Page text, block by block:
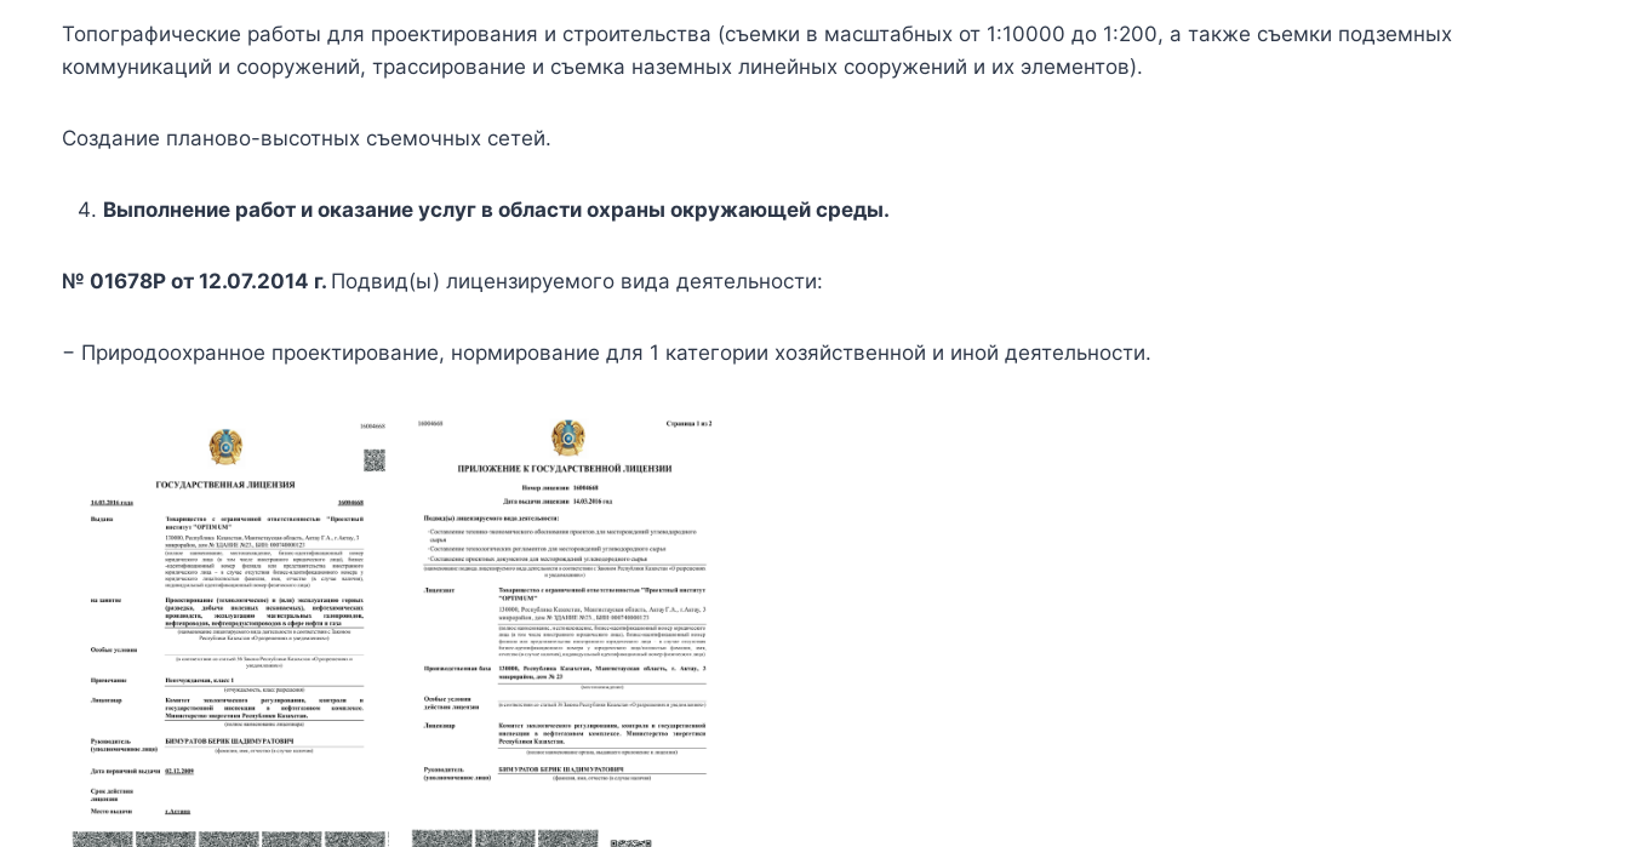
Топографические работы для проектирования и строительства (съемки в масштабных от 1:10000 до 1:200, а также съемки подземных
коммуникаций и сооружений, трассирование и съемка наземных линейных сооружений и их элементов).
Создание планово-высотных съемочных сетей.
Выполнение работ и оказание услуг в области охраны окружающей среды.
№ 01678Р от 12.07.2014 г. Подвид(ы) лицензируемого вида деятельности:
− Природоохранное проектирование, нормирование для 1 категории хозяйственной и иной деятельности.